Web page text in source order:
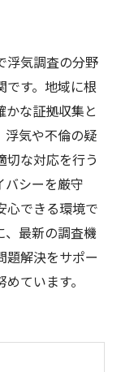
浮気調査の分野
です。地域に根
かな証拠収集と
浮気や不倫の疑
切な対応を行う
バシーを厳守
心できる環境で
、最新の調査機
題解決をサポー
ています。